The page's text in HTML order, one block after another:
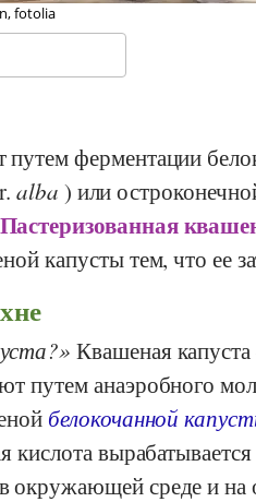
Wikipedia
ферментации
alba ) или
Пастеризованная
капусты тем, что ее
Квашеная
путем анаэробного
белокочанной
окружающей среде и